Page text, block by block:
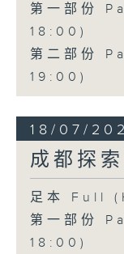
第一部份
18:00)
第二部份
19:00)
18/07/
成都探
足本 Full
第一部份
18:00)